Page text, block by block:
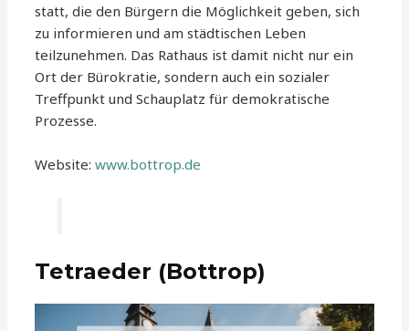
statt, die den Bürgern die Möglichkeit geben, sich
zu informieren und am städtischen Leben
teilzunehmen. Das Rathaus ist damit nicht nur ein
Ort der Bürokratie, sondern auch ein sozialer
Treffpunkt und Schauplatz für demokratische
Prozesse.
Website:www.bottrop.de
Tetraeder (Bottrop)